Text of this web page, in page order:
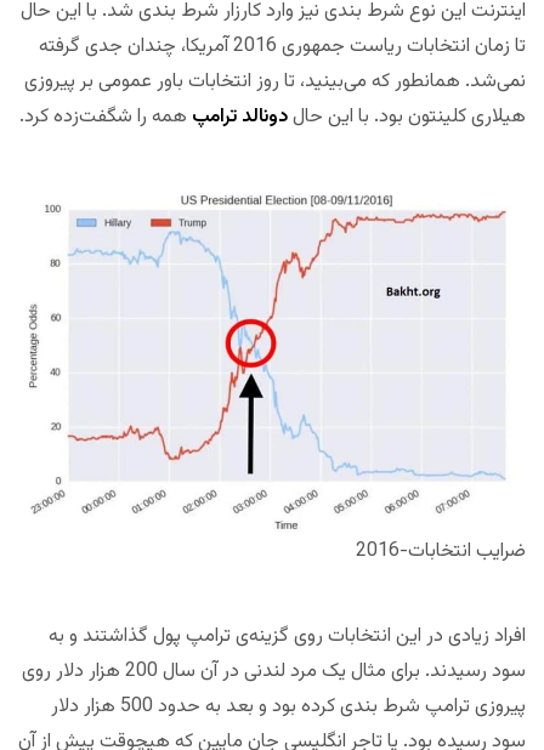
اینترنت این نوع شرط بندی نیز وارد کارزار شرط بندی شد. با این حال
تا زمان انتخابات ریاست جمهوری 2016 آمریکا، چندان جدی گرفته
نمی‌شد. همانطور که می‌بینید، تا روز انتخابات باور عمومی بر پیروزی
هیلاری کلینتون بود. با این حالدونالد ترامپ همه را شگفت‌زده کرد.
ضرایب انتخابات-2016
افراد زیادی در این انتخابات روی گزینه‌ی ترامپ پول گذاشتند و به
سود رسیدند. برای مثال یک مرد لندنی در آن سال 200 هزار دلار روی
پیروزی ترامپ شرط بندی کرده بود و بعد به حدود 500 هزار دلار
سود رسیده بود. یا تاجر انگلیسی جان ماپین که هیچوقت پیش از آن